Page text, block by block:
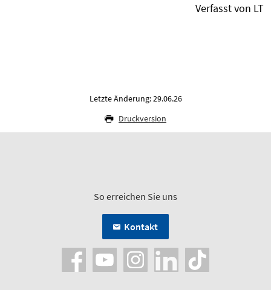
Verfasst von LT
Letzte Änderung: 29.06.26
Druckversion
So erreichen Sie uns
Kontakt